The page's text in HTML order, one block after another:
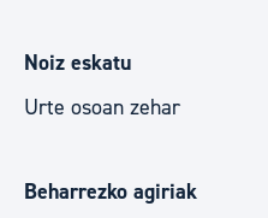
Noiz eskatu
Urte osoan zehar
Beharrezko agiriak